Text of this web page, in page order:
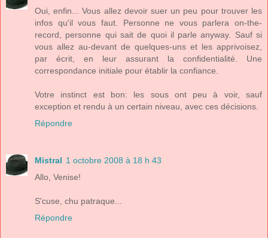
Oui, enfin... Vous allez devoir suer un peu pour trouver les
infos qu'il vous faut. Personne ne vous parlera on-the-
record, personne qui sait de quoi il parle anyway. Sauf si
vous allez au-devant de quelques-uns et les apprivoisez,
par écrit, en leur assurant la confidentialité. Une
correspondance initiale pour établir la confiance.
Votre instinct est bon: les sous ont peu à voir, sauf
exception et rendu à un certain niveau, avec ces décisions.
Répondre
Mistral 1 octobre 2008 à 18 h 43
Allo, Venise!
S'cuse, chu patraque...
Répondre